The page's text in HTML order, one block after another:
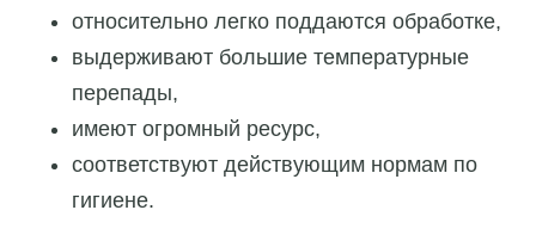
относительно легко поддаются обработке,
выдерживают большие температурные
перепады,
имеют огромный ресурс,
соответствуют действующим нормам по
гигиене.